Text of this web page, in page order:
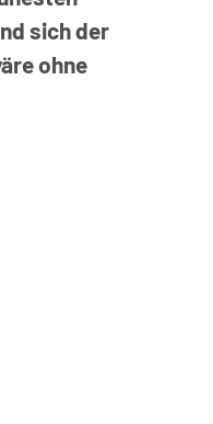
sich der
ohne